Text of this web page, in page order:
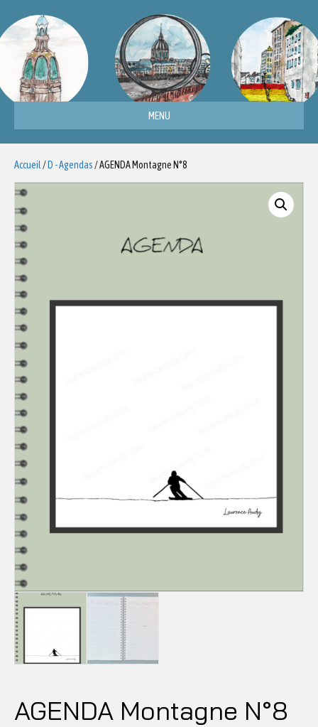
MENU
Accueil / D - Agendas / AGENDA Montagne N°8
AGENDA Montagne N°8